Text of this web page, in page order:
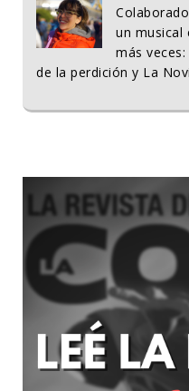
un musical
más
de la perdición y La